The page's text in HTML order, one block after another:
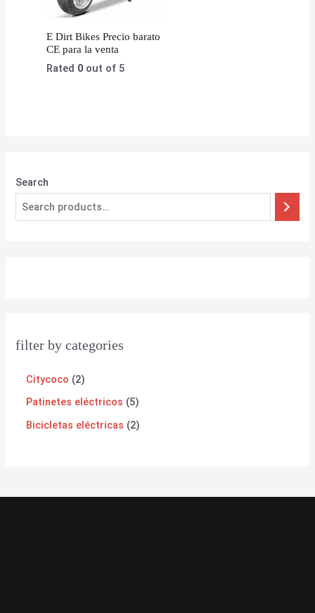
Search
filter by categories
Citycoco 2
Patinetes eléctricos 5
Bicicletas eléctricas 2
E Dirt Bikes Precio barato
CE para la venta
Rated 0 out of 5